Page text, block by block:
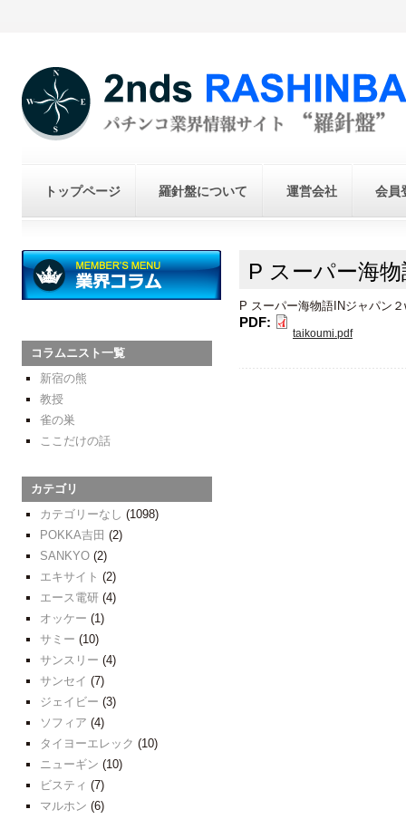
トップページ 羅針盤について 運営会社 会員
コラムニスト一覧
新宿の熊
教授
雀の巣
ここだけの話
カテゴリ
カテゴリーなし (1098)
POKKA吉田 (2)
SANKYO (2)
エキサイト (2)
エース電研 (4)
オッケー (1)
サミー (10)
サンスリー (4)
サンセイ (7)
ジェイビー (3)
ソフィア (4)
タイヨーエレック (10)
ニューギン (10)
ビスティ (7)
マルホン (6)
P スーパー海
P スーパー海物語INジャパン
PDF:
taikoumi.pdf